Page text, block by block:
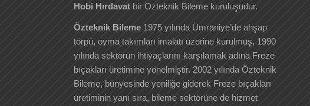
Hobi Hırdavatbir Özteknik Bileme kuruluşudur.
Özteknik Bileme1975 yılında Ümraniye’de ahşap
törpü, oyma takımları imalatı üzerine kurulmuş, 1990
yılında sektörün ihtiyaçlarını karşılamak adına Freze
bıçakları üretimine yönelmiştir. 2002 yılında Özteknik
Bileme, bünyesinde yeniliğe giderek Freze bıçakları
üretiminin yanı sıra, bileme sektörüne de hizmet